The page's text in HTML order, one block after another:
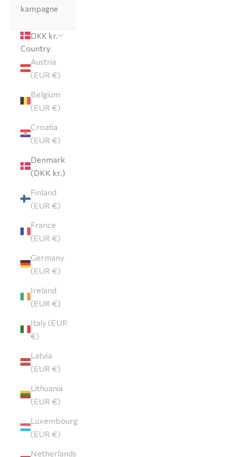
kampagne
DKK kr.
Country
Austria
(EUR €)
Belgium
(EUR €)
Croatia
(EUR €)
Denmark
(DKK kr.)
Finland
(EUR €)
France
(EUR €)
Germany
(EUR €)
Ireland
(EUR €)
Italy (EUR
€)
Latvia
(EUR €)
Lithuania
(EUR €)
Luxembourg
(EUR €)
Netherlands